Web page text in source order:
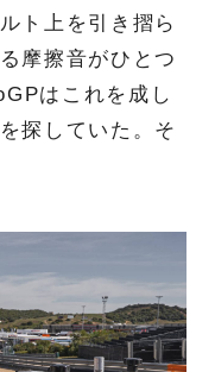
ト上を引き摺ら
摩擦音がひとつ
はこれを成し
探していた。そ